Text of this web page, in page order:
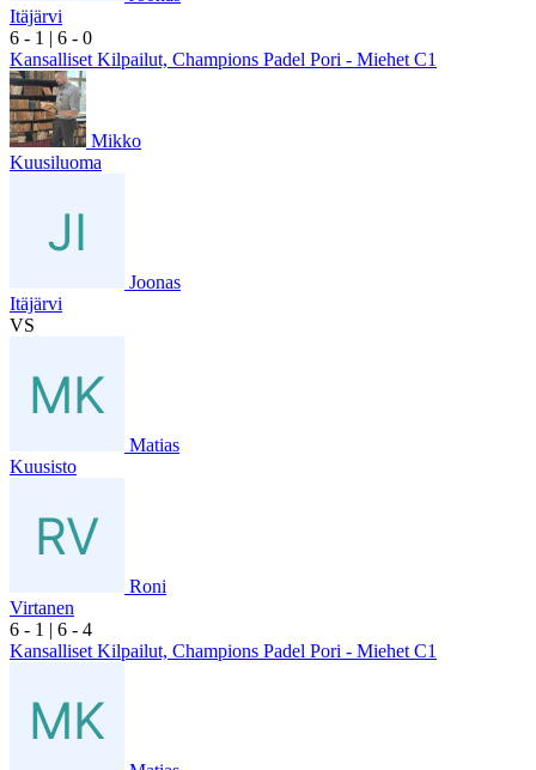
Itäjärvi
6 - 1 | 6 - 0
Kansalliset Kilpailut, Champions Padel Pori - Miehet C1
Mikko
Kuusiluoma
Joonas
Itäjärvi
VS
Matias
Kuusisto
Roni
Virtanen
6 - 1 | 6 - 4
Kansalliset Kilpailut, Champions Padel Pori - Miehet C1